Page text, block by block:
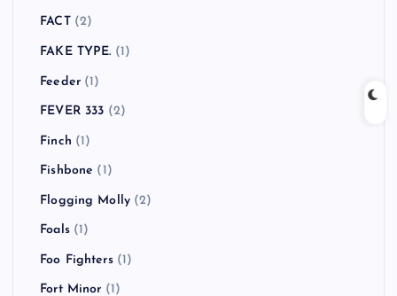
FACT(2)
FAKE TYPE. (1)
Feeder(1)
FEVER 333 (2)
Finch (1)
Fishbone (1)
Flogging Molly (2)
Foals(1)
Foo Fighters(1)
Fort Minor (1)